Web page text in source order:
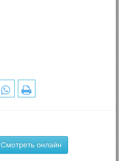
Смотреть онлайн